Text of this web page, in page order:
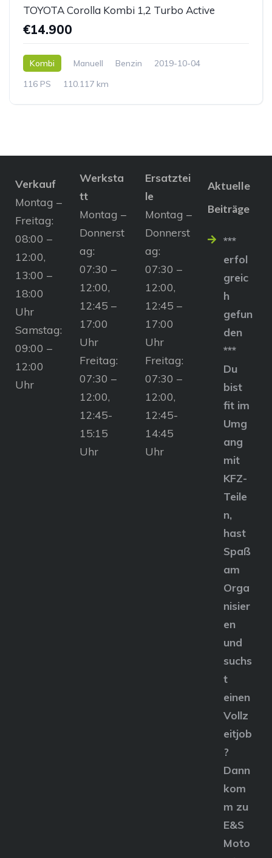
TOYOTA Corolla Kombi 1,2 Turbo Active
€14.900
Kombi Manuell Benzin
2019-10-04
116 PS
110.117 km
Verkauf
Montag –
Freitag:
08:00 –
12:00,
13:00 –
18:00
Uhr
Samstag:
09:00 –
12:00
Uhr
Werksta
tt
Montag –
Donnerst
ag:
07:30 –
12:00,
12:45 –
17:00
Uhr
Freitag:
07:30 –
12:00,
12:45-
15:15
Uhr
Ersatztei
le
Montag –
Donnerst
ag:
07:30 –
12:00,
12:45 –
17:00
Uhr
Freitag:
07:30 –
12:00,
12:45-
14:45
Uhr
Aktuelle
Beiträge
***
erfol
greic
h
gefun
den
***
Du
bist
fit im
Umg
ang
mit
KFZ-
Teile
n,
hast
Spaß
am
Orga
nisier
en
und
suchs
t
einen
Vollz
eitjob
?
Dann
kom
m zu
E&S
Moto